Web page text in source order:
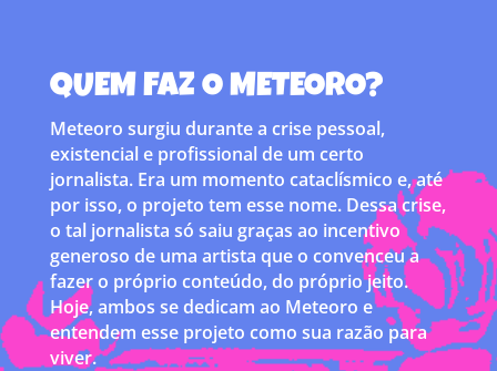
QUEM FAZ O METEORO?
Meteoro surgiu durante a crise pessoal,
existencial e profissional de um certo
jornalista. Era um momento cataclísmico e, até
por isso, o projeto tem esse nome. Dessa crise,
o tal jornalista só saiu graças ao incentivo
generoso de uma artista que o convenceu a
fazer o próprio conteúdo, do próprio jeito.
Hoje, ambos se dedicam ao Meteoro e
entendem esse projeto como sua razão para
viver.